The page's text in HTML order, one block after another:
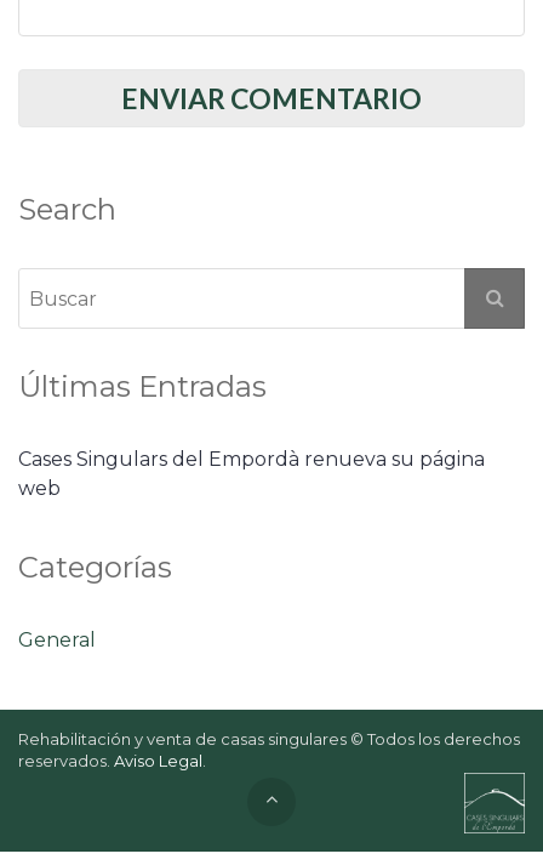
Search
Últimas Entradas
Cases Singulars del Empordà renueva su página
web
Categorías
General
Rehabilitación y venta de casas singulares © Todos los derechos
reservados. Aviso Legal